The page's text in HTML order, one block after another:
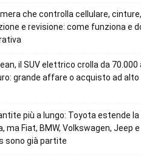
che controlla cellulare, cinture,
e revisione: come funziona e
il SUV elettrico crolla da 70.000
grande affare o acquisto ad alto
più a lungo: Toyota estende la
ma Fiat, BMW, Volkswagen, Jeep e
sono già partite